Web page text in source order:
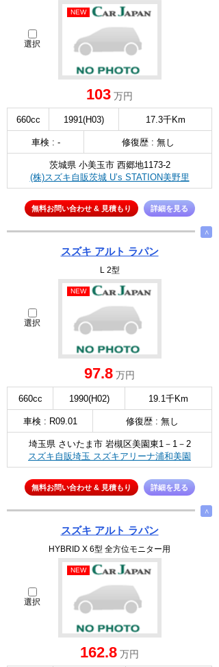
選択
NEW
103 万円
660cc 1991(H03) 17.3千Km
車検 : - 修復歴 : 無し
茨城県 小美玉市 西郷地1173-2
(株)スズキ自販茨城 U’s STATION美野里
無料お問い合わせ & 見積もり 詳細を見る
∧
スズキ アルト ラパン
L 2型
選択
NEW
97.8 万円
660cc 1990(H02) 19.1千Km
車検 : R09.01 修復歴 : 無し
埼玉県 さいたま市 岩槻区美園東1－1－2
スズキ自販埼玉 スズキアリーナ浦和美園
無料お問い合わせ & 見積もり 詳細を見る
∧
スズキ アルト ラパン
HYBRID X 6型 全方位モニター用
選択
NEW
162.8 万円